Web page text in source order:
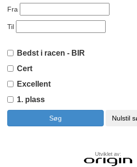
Fra
Til
Bedst i racen - BIR
Cert
Excellent
1. plass
Utviklet av: